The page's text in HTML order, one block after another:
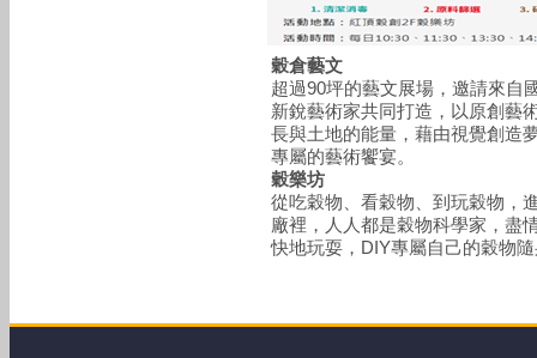
穀倉藝文
超過90坪的藝文展場，邀請來自
新銳藝術家共同打造，以原創藝
長與土地的能量，藉由視覺創造
專屬的藝術饗宴。
穀樂坊
從吃穀物、看穀物、到玩穀物，
廠裡，人人都是穀物科學家，盡
快地玩耍，DIY專屬自己的穀物